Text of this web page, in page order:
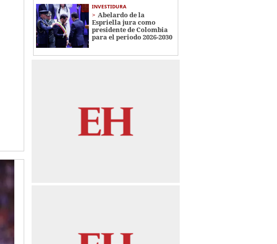
INVESTIDURA
Abelardo de la
Espriella jura como
presidente de Colombia
para el periodo 2026-2030